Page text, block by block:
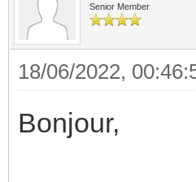
Senior Member
18/06/2022,
Bonjour,